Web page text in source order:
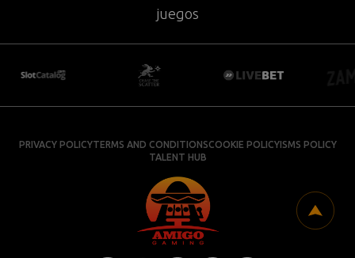
juegos
PRIVACY POLICYTERMS AND CONDITIONSCOOKIE POLICYISMS POLICY
TALENT HUB